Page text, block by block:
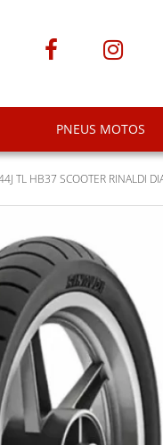
PNEUS MOTOS
TL HB37 SCOOTER RINALDI